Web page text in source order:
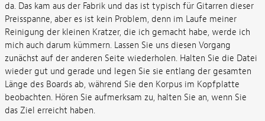
da. Das kam aus der Fabrik und das ist typisch für Gitarren dieser
Preisspanne, aber es ist kein Problem, denn im Laufe meiner
Reinigung der kleinen Kratzer, die ich gemacht habe, werde ich
mich auch darum kümmern. Lassen Sie uns diesen Vorgang
zunächst auf der anderen Seite wiederholen. Halten Sie die Datei
wieder gut und gerade und legen Sie sie entlang der gesamten
Länge des Boards ab, während Sie den Korpus im Kopfplatte
beobachten. Hören Sie aufmerksam zu, halten Sie an, wenn Sie
das Ziel erreicht haben.